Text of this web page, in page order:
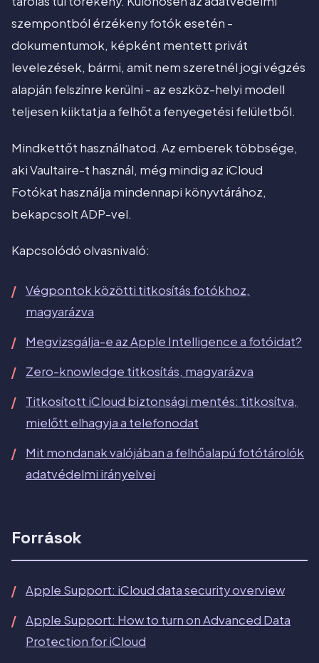
szempontból érzékeny fotók esetén -
dokumentumok, képként mentett privát
levelezések, bármi, amit nem szeretnél jogi végzés
alapján felszínre kerülni - az eszköz-helyi modell
teljesen kiiktatja a felhőt a fenyegetési felületből.
Mindkettőt használhatod. Az emberek többsége,
aki Vaultaire-t használ, még mindig az iCloud
Fotókat használja mindennapi könyvtárához,
bekapcsolt ADP-vel.
Kapcsolódó olvasnivaló:
Végpontok közötti titkosítás fotókhoz,
magyarázva
Megvizsgálja-e az Apple Intelligence a fotóidat?
Zero-knowledge titkosítás, magyarázva
Titkosított iCloud biztonsági mentés: titkosítva,
mielőtt elhagyja a telefonodat
Mit mondanak valójában a felhőalapú fotótárolók
adatvédelmi irányelvei
Források
Apple Support: iCloud data security overview
Apple Support: How to turn on Advanced Data
Protection for iCloud